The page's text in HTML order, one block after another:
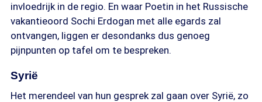
invloedrijk in de regio. En waar Poetin in het Russische
vakantieoord Sochi Erdogan met alle egards zal
ontvangen, liggen er desondanks dus genoeg
pijnpunten op tafel om te bespreken.
Syrië
Het merendeel van hun gesprek zal gaan over Syrië, zo